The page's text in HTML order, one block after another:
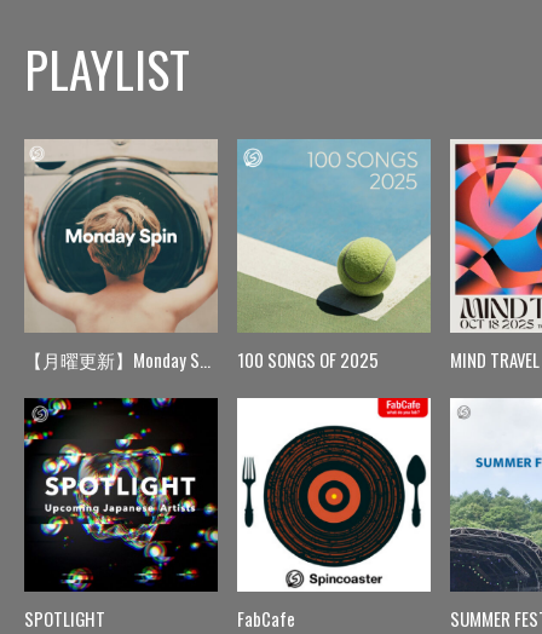
PLAYLIST
【月曜更新】Monday Spin
SPOTLIGHT
100 SONGS OF 2025
FabCafe
MIND TRAVEL
SUMMER